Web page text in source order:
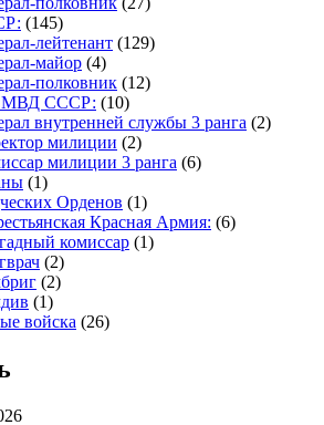
(145)
лейтенант (129)
майор (4)
полковник (12)
СССР: (10)
внутренней службы 3 ранга (2)
милиции (2)
милиции 3 ранга (6)
(1)
Орденов (1)
Красная Армия: (6)
комиссар (1)
(2)
(2)
(1)
войска (26)